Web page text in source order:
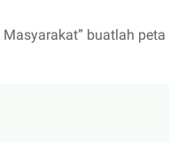
buatlah peta